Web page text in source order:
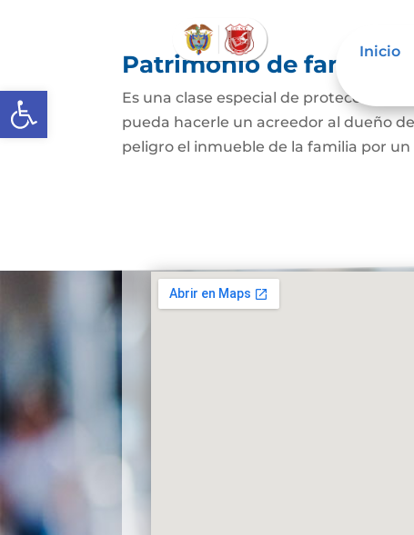
Abrir barra de herramientas
Inicio
Patrimonio de familia
Es una clase especial de protección
pueda hacerle un acreedor al dueño
peligro el inmueble de la familia por